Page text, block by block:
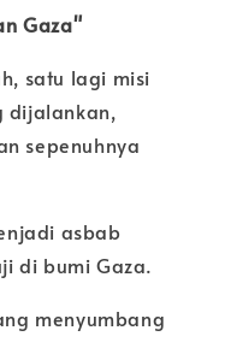
Gaza"
satu lagi misi
dijalankan,
sepenuhnya
asbab
di bumi Gaza.
menyumbang